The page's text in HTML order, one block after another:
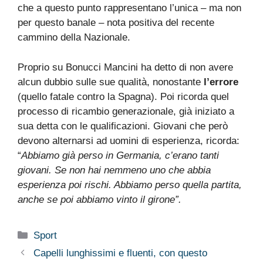
che a questo punto rappresentano l’unica – ma non
per questo banale – nota positiva del recente
cammino della Nazionale.
Proprio su Bonucci Mancini ha detto di non avere
alcun dubbio sulle sue qualità, nonostante l’errore
(quello fatale contro la Spagna). Poi ricorda quel
processo di ricambio generazionale, già iniziato a
sua detta con le qualificazioni. Giovani che però
devono alternarsi ad uomini di esperienza, ricorda:
“Abbiamo già perso in Germania, c’erano tanti
giovani. Se non hai nemmeno uno che abbia
esperienza poi rischi. Abbiamo perso quella partita,
anche se poi abbiamo vinto il girone”.
Categorie
Sport
Capelli lunghissimi e fluenti, con questo